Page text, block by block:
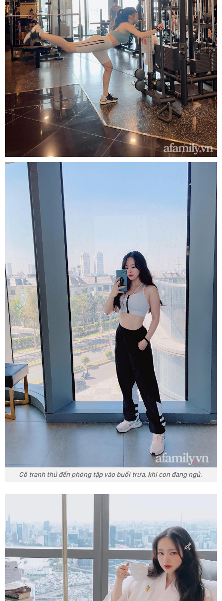
Cô tranh thủ đến phòng tập vào buổi trưa, khi con đang ngủ.